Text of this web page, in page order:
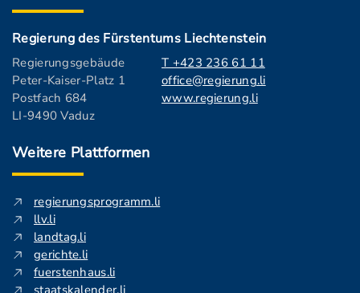
Regierung des Fürstentums Liechtenstein
Regierungsgebäude
Peter-Kaiser-Platz 1
Postfach 684
LI-9490 Vaduz
T +423 236 61 11
office@regierung.li
www.regierung.li
Weitere Plattformen
regierungsprogramm.li
llv.li
landtag.li
gerichte.li
fuerstenhaus.li
staatskalender.li